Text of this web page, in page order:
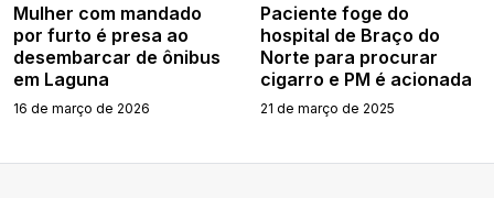
Mulher com mandado
por furto é presa ao
desembarcar de ônibus
em Laguna
16 de março de 2026
Paciente foge do
hospital de Braço do
Norte para procurar
cigarro e PM é acionada
21 de março de 2025